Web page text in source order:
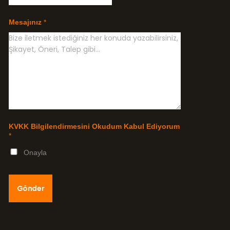
Mesajınız *
KVKK Bilgilendirmesini Okudum Kabul Ediyorum
*
Onayla
Gönder